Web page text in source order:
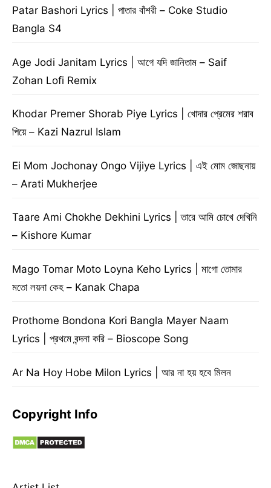
Patar Bashori Lyrics | পাতার বাঁশরী – Coke Studio
Bangla S4
Age Jodi Janitam Lyrics | আগে যদি জানিতাম – Saif
Zohan Lofi Remix
Khodar Premer Shorab Piye Lyrics | খোদার প্রেমের শরাব
পিয়ে – Kazi Nazrul Islam
Ei Mom Jochonay Ongo Vijiye Lyrics | এই মোম জোছনায়
– Arati Mukherjee
Taare Ami Chokhe Dekhini Lyrics | তারে আমি চোখে দেখিনি
– Kishore Kumar
Mago Tomar Moto Loyna Keho Lyrics | মাগো তোমার
মতো লয়না কেহ – Kanak Chapa
Prothome Bondona Kori Bangla Mayer Naam
Lyrics | প্রথমে বন্দনা করি – Bioscope Song
Ar Na Hoy Hobe Milon Lyrics | আর না হয় হবে মিলন
Copyright Info